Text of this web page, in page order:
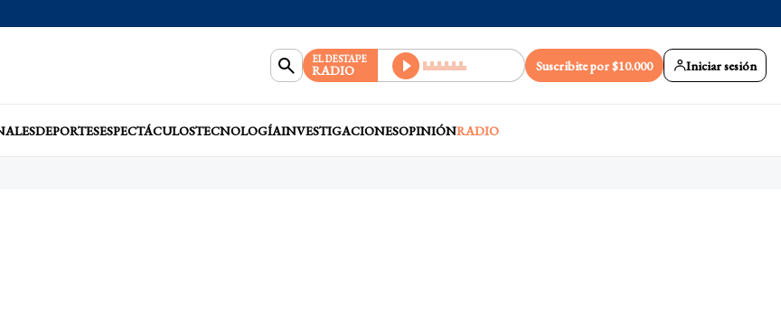
EL DESTAPE
RADIO Suscribite por $10.000 Iniciar sesión
DEPORTESESPECTÁCULOSTECNOLOGÍAINVESTIGACIONESOPINIÓNRADIO